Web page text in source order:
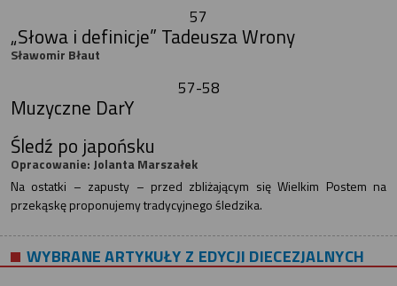
57
„Słowa i definicje” Tadeusza Wrony
Sławomir Błaut
57-58
Muzyczne DarY
Śledź po japońsku
Opracowanie: Jolanta Marszałek
Na ostatki – zapusty – przed zbliżającym się Wielkim Postem na
przekąskę proponujemy tradycyjnego śledzika.
WYBRANE ARTYKUŁY Z EDYCJI DIECEZJALNYCH